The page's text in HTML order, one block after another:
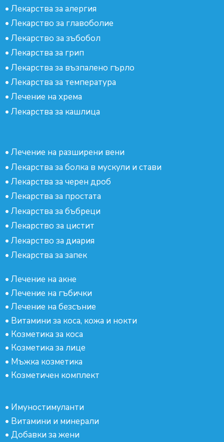
• Лекарства за алергия
• Лекарство за главоболие
• Лекарство за зъбобол
• Лекарства за грип
• Лекарства за възпалено гърло
• Лекарства за температура
• Лечение на хрема
• Лекарства за кашлица
• Лечение на разширени вени
• Лекарства за болка в мускули и стави
• Лекарства за черен дроб
• Лекарства за простата
• Лекарства за бъбреци
• Лекарство за цистит
• Лекарство за диария
• Лекарства за запек
• Лечение на акне
• Лечение на гъбички
• Лечение на безсъние
• Витамини за коса, кожа и нокти
• Козметика за коса
• Козметика за лице
• Мъжка козметика
• Козметичен комплект
• Имуностимуланти
• Витамини и минерали
• Добавки за жени